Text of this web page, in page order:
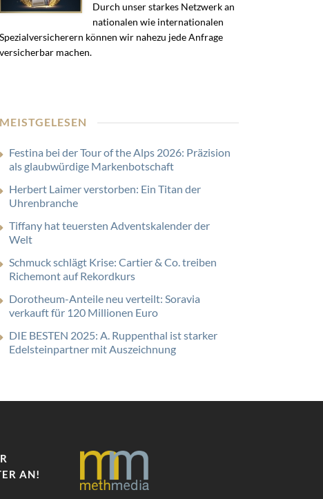
Durch unser starkes Netzwerk an
nationalen wie internationalen
Spezialversicherern können wir nahezu jede Anfrage
versicherbar machen.
MEISTGELESEN
Festina bei der Tour of the Alps 2026: Präzision
als glaubwürdige Markenbotschaft
Herbert Laimer verstorben: Ein Titan der
Uhrenbranche
Tiffany hat teuersten Adventskalender der
Welt
Schmuck schlägt Krise: Cartier & Co. treiben
Richemont auf Rekordkurs
Dorotheum-Anteile neu verteilt: Soravia
verkauft für 120 Millionen Euro
DIE BESTEN 2025: A. Ruppenthal ist starker
Edelsteinpartner mit Auszeichnung
AN!